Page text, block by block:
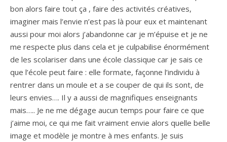
bon alors faire tout ça , faire des activités créatives,
imaginer mais l’envie n’est pas là pour eux et maintenant
aussi pour moi alors j’abandonne car je m’épuise et je ne
me respecte plus dans cela et je culpabilise énormément
de les scolariser dans une école classique car je sais ce
que l’école peut faire : elle formate, façonne l’individu à
rentrer dans un moule et a se couper de qui ils sont, de
leurs envies…. Il y a aussi de magnifiques enseignants
mais….. Je ne me dégage aucun temps pour faire ce que
j’aime moi, ce qui me fait vraiment envie alors quelle belle
image et modèle je montre à mes enfants. Je suis